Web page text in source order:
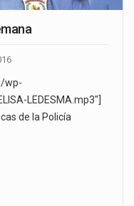
wp-
LEDESMA.mp3"]
de la Policía